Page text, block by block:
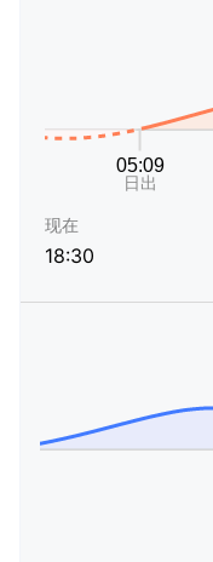
现在
18:30